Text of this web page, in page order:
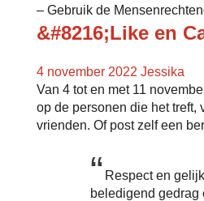
– Gebruik de
&#8216;Like en
4 november 2022 Jessika
Van 4 tot en met 11
op de personen die het
vrienden. Of post zelf een
Respect en
beledigend gedrag